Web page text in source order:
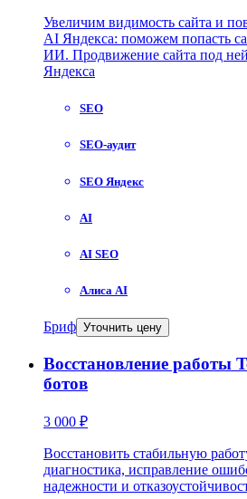
Увеличим видимость сайта и
AI Яндекса: поможем попасть
ИИ. Продвижение сайта под
Яндекса
SEO
SEO-аудит
SEO Яндекс
AI
AI SEO
Алиса AI
Бриф Уточнить цену
Восстановление работы
ботов
3 000 ₽
Восстановить стабильную
диагностика, исправление
надежности и